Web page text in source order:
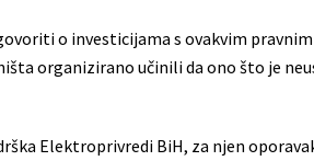
o investicijama s ovakvim
organizirano učinili da ono što je
Elektroprivredi BiH, za njen